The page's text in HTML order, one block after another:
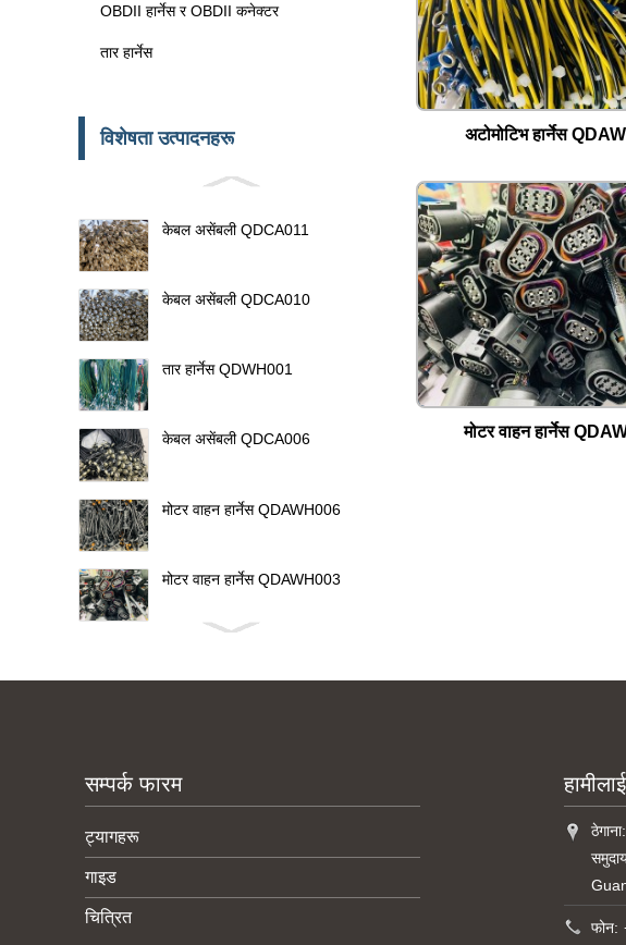
OBDII हार्नेस र OBDII कनेक्टर
तार हार्नेस
विशेषता उत्पादनहरू
केबल असेंबली QDCA011
केबल असेंबली QDCA010
तार हार्नेस QDWH001
केबल असेंबली QDCA006
मोटर वाहन हार्नेस QDAWH006
मोटर वाहन हार्नेस QDAWH003
अटोमोटिभ हार्नेस
मोटर वाहन हार्नेस
सम्पर्क फारम
ट्यागहरू
गाइड
चित्रित
ठेगाना:
फोन: